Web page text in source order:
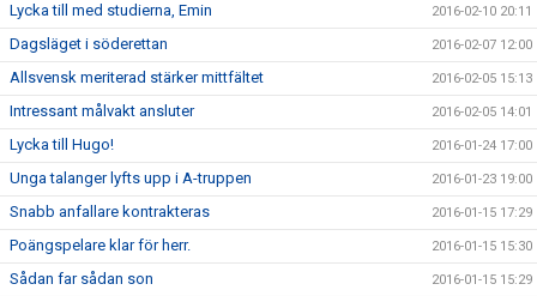
Lycka till med studierna, Emin 2016-02-10 20:11
Dagsläget i söderettan 2016-02-07 12:00
Allsvensk meriterad stärker mittfältet 2016-02-05 15:13
Intressant målvakt ansluter 2016-02-05 14:01
Lycka till Hugo! 2016-01-24 17:00
Unga talanger lyfts upp i A-truppen 2016-01-23 19:00
Snabb anfallare kontrakteras 2016-01-15 17:29
Poängspelare klar för herr. 2016-01-15 15:30
Sådan far sådan son 2016-01-15 15:29